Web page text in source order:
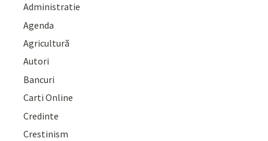
Administratie
Agenda
Agricultură
Autori
Bancuri
Carti Online
Credinte
Crestinism